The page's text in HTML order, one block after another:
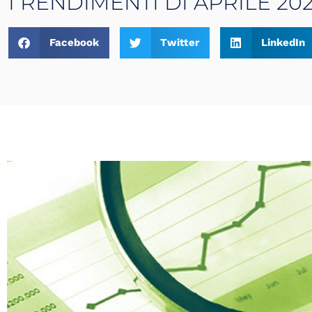
Facebook Twitter LinkedIn